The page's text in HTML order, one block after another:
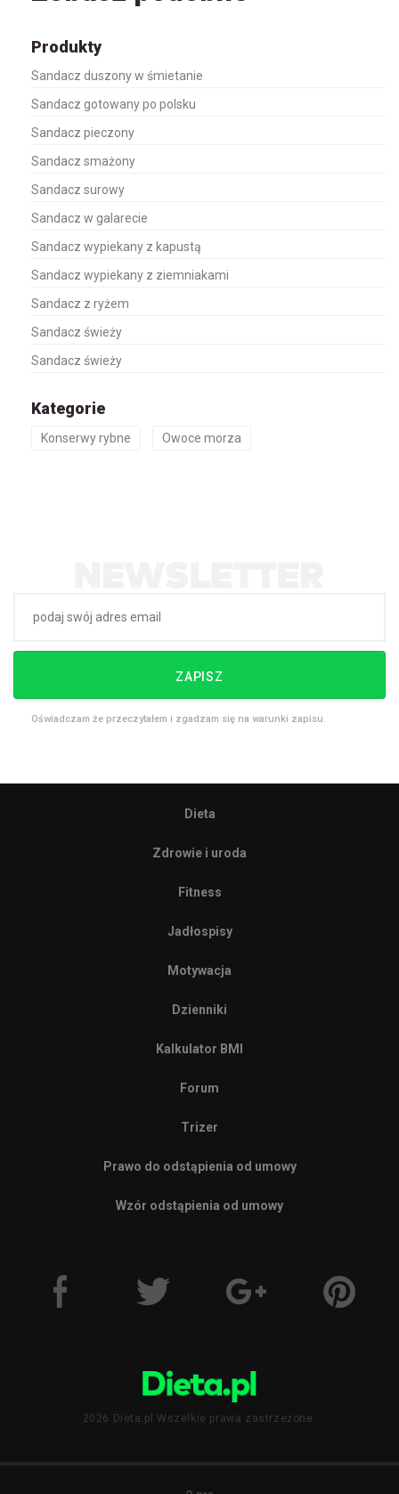
Produkty
Sandacz duszony w śmietanie
Sandacz gotowany po polsku
Sandacz pieczony
Sandacz smażony
Sandacz surowy
Sandacz w galarecie
Sandacz wypiekany z kapustą
Sandacz wypiekany z ziemniakami
Sandacz z ryżem
Sandacz świeży
Sandacz świeży
Kategorie
Konserwy rybne Owoce morza
ZAPISZ
Oświadczam że przeczytałem i zgadzam się na warunki zapisu.
Dieta
Zdrowie i uroda
Fitness
Jadłospisy
Motywacja
Dzienniki
Kalkulator BMI
Forum
Trizer
Prawo do odstąpienia od umowy
Wzór odstąpienia od umowy
2026 Dieta.pl Wszelkie prawa zastrzeżone.